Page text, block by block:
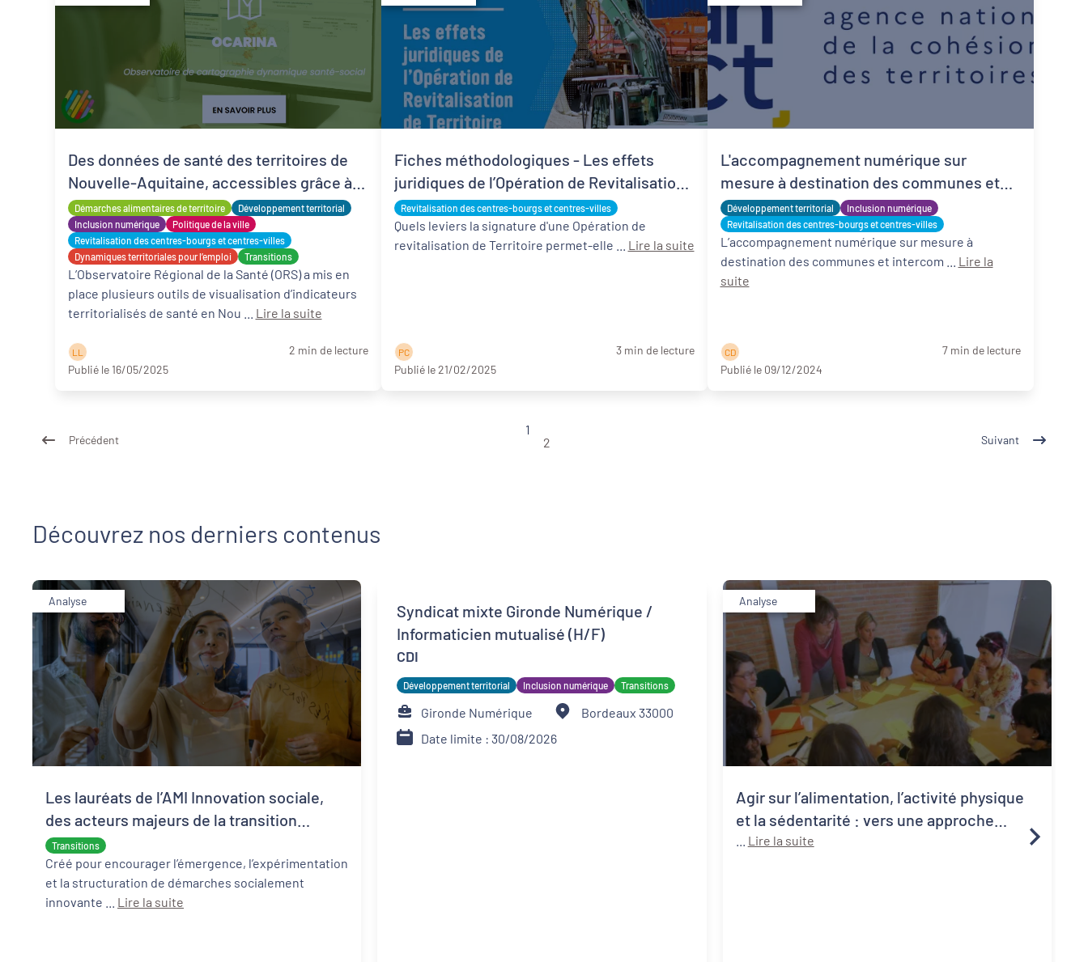
Démarches alimentaires de territoire
Développement territorial
Inclusion numérique
Politique de la ville
Revitalisation des centres-bourgs et centres-villes
Dynamiques territoriales pour l’emploi
Transitions
Des données de santé des territoires de
Nouvelle-Aquitaine, accessibles grâce à
l'ORS
L’Observatoire Régional de la Santé (ORS) a mis en
place plusieurs outils de visualisation d’indicateurs
Lire la suite
L L
2 min de lecture
Publié le 16/05/2025
Revitalisation des centres-bourgs et centres-villes
Fiches méthodologiques - Les effets
juridiques de l’Opération de Revitalisation
de Territoire (ORT)
Quels leviers la signature d'une Opération de
Lire la suite
P C
3 min de lecture
Publié le 21/02/2025
Développement territorial
Inclusion numérique
Revitalisation des centres-bourgs et centres-villes
L'accompagnement numérique sur
mesure à destination des communes et
intercommunalités de petites tailles
L’accompagnement numérique sur mesure à
Lire la
suite
C D
7 min de lecture
Publié le 09/12/2024
Précédent
1
2
Suivant
Découvrez nos derniers contenus
Analyse
Transitions
Les lauréats de l’AMI Innovation sociale,
des acteurs majeurs de la transition
écologique et sociale
Créé pour encourager l’émergence, l’expérimentation
et la structuration de démarches socialement
Lire la suite
Syndicat mixte Gironde Numérique /
Informaticien mutualisé (H/F)
CDI
Développement territorial Inclusion numérique Transitions
Gironde Numérique
Bordeaux 33000
Date limite : 30/08/2026
Analyse
Agir sur l’alimentation, l’activité physique
et la sédentarité : vers une approche
systémique de la santé publique
Lire la suite